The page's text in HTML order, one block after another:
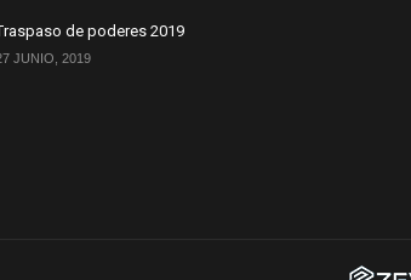
de poderes 2019
JUNIO, 2019